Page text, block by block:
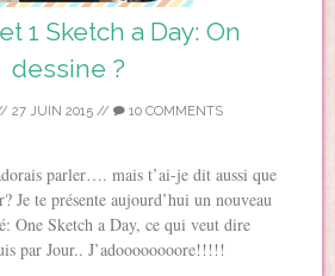
1 Sketch a Day: On
dessine ?
27 JUIN 2015// 10 COMMENTS
parler…. mais t’ai-je dit aussi que
Je te présente aujourd’hui un nouveau
One Sketch a Day, ce qui veut dire
par Jour.. J’adoooooooore!!!!!